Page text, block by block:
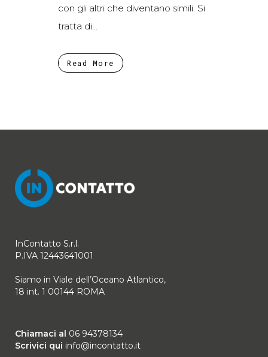
con gli altri che diventano simili. Si
tratta di...
Read More
InContatto S.r.l.
P.IVA 12443641001
Siamo in Viale dell’Oceano Atlantico,
18 int. 1 00144 ROMA
Chiamaci al 06 94378134
Scrivici qui info@incontatto.it